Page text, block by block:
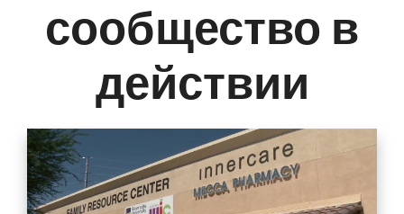
сообщество в
действии